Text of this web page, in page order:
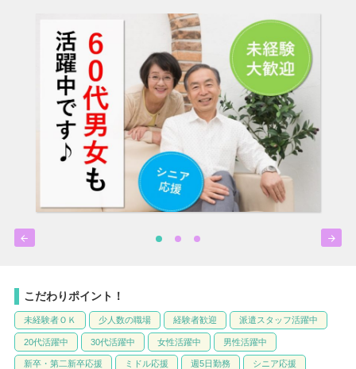
 
こだわりポイント！
未経験者ＯＫ 少人数の職場 経験者歓迎 派遣スタッフ活躍中
20代活躍中 30代活躍中 女性活躍中 男性活躍中
新卒・第二新卒応援 ミドル応援 週5日勤務 シニア応援